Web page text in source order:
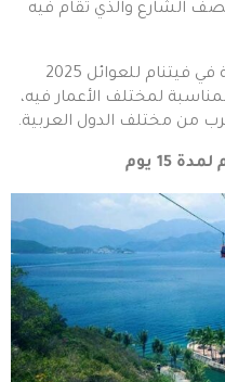
الشارع والذي تقام فيه
يلقى الشارع اقبالًا كبيرًا من السياحة في فيتنام للعوائل 2025
لمختلف الأعمار فيه،
من مختلف الدول العربية.
15 يوم